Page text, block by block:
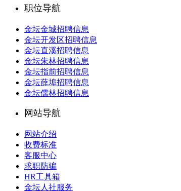
职位导航
金坛金城招聘信息
金坛开发区招聘信息
金坛直溪招聘信息
金坛朱林招聘信息
金坛指前招聘信息
金坛薛埠招聘信息
金坛儒林招聘信息
网站导航
网站介绍
收费标准
客服中心
求职防骗
HR工具箱
金坛人社服务